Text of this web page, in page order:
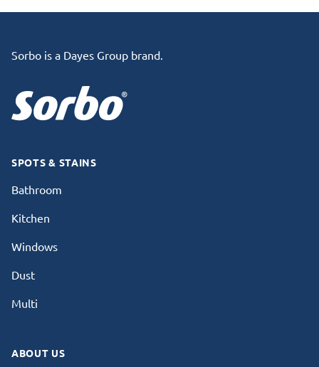
Sorbo is a Dayes Group brand.
SPOTS & STAINS
Bathroom
Kitchen
Windows
Dust
Multi
ABOUT US